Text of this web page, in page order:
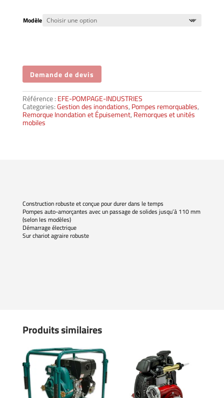
Modèle
Demande de devis
Référence : EFE-POMPAGE-INDUSTRIES
Categories:Gestion des inondations, Pompes remorquables,
Remorque Inondation et Épuisement, Remorques et unités
mobiles
Construction robuste et conçue pour durer dans le temps
Pompes auto-amorçantes avec un passage de solides jusqu’à 110 mm
(selon les modèles)
Démarrage électrique
Sur chariot agraire robuste
Produits similaires